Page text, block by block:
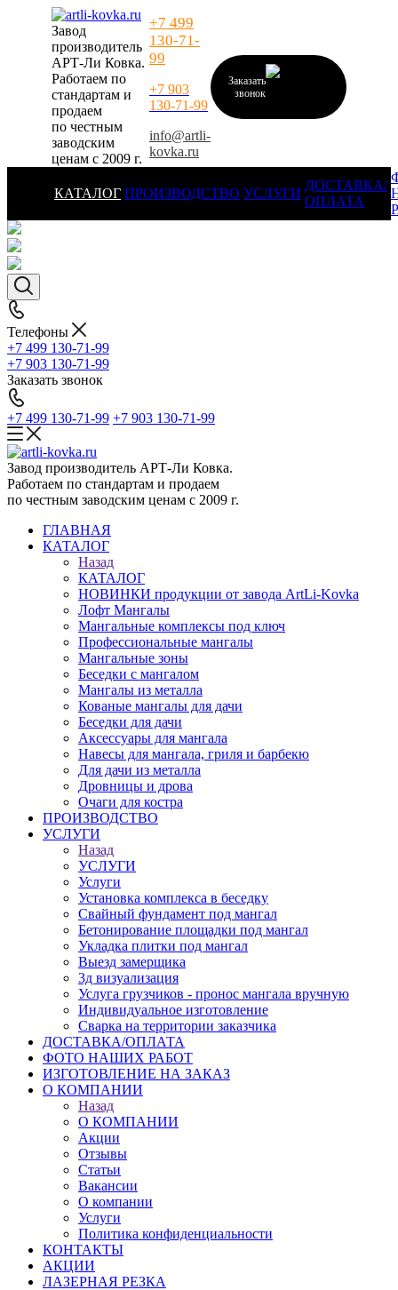
Завод
производитель
АРТ-Ли Ковка.
Работаем по
стандартам и
продаем
по честным
заводским
ценам с 2009 г.
+7 499
130-71-
99
+7 903
130-71-99
info@artli-
kovka.ru
Заказать
звонок
КАТАЛОГ ПРОИЗВОДСТВО УСЛУГИ
ДОСТАВКА/
ОПЛАТА
Телефоны
+7 499 130-71-99
+7 903 130-71-99
Заказать звонок
+7 499 130-71-99 +7 903 130-71-99
Завод производитель АРТ-Ли Ковка.
Работаем по стандартам и продаем
по честным заводским ценам с 2009 г.
ГЛАВНАЯ
КАТАЛОГ
Назад
КАТАЛОГ
НОВИНКИ продукции от завода ArtLi-Kovka
Лофт Мангалы
Мангальные комплексы под ключ
Профессиональные мангалы
Мангальные зоны
Беседки с мангалом
Мангалы из металла
Кованые мангалы для дачи
Беседки для дачи
Аксессуары для мангала
Навесы для мангала, гриля и барбекю
Для дачи из металла
Дровницы и дрова
Очаги для костра
ПРОИЗВОДСТВО
УСЛУГИ
Назад
УСЛУГИ
Услуги
Установка комплекса в беседку
Свайный фундамент под мангал
Бетонирование площадки под мангал
Укладка плитки под мангал
Выезд замерщика
3д визуализация
Услуга грузчиков - пронос мангала вручную
Индивидуальное изготовление
Сварка на территории заказчика
ДОСТАВКА/ОПЛАТА
ФОТО НАШИХ РАБОТ
ИЗГОТОВЛЕНИЕ НА ЗАКАЗ
О КОМПАНИИ
Назад
О КОМПАНИИ
Акции
Отзывы
Статьи
Вакансии
О компании
Услуги
Политика конфиденциальности
КОНТАКТЫ
АКЦИИ
ЛАЗЕРНАЯ РЕЗКА